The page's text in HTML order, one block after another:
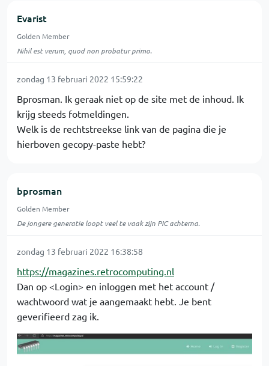
Evarist
Golden Member
Nihil est verum, quod non probatur primo.
zondag 13 februari 2022 15:59:22
Bprosman. Ik geraak niet op de site met de inhoud. Ik
krijg steeds fotmeldingen.
Welk is de rechtstreekse link van de pagina die je
hierboven gecopy-paste hebt?
bprosman
Golden Member
De jongere generatie loopt veel te vaak zijn PIC achterna.
zondag 13 februari 2022 16:38:58
https://magazines.retrocomputing.nl
Dan op <Login> en inloggen met het account /
wachtwoord wat je aangemaakt hebt. Je bent
geverifieerd zag ik.